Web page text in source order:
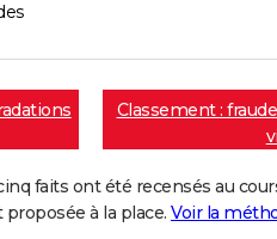
Classement :
faits ont été recensés au
à la place. Voir la